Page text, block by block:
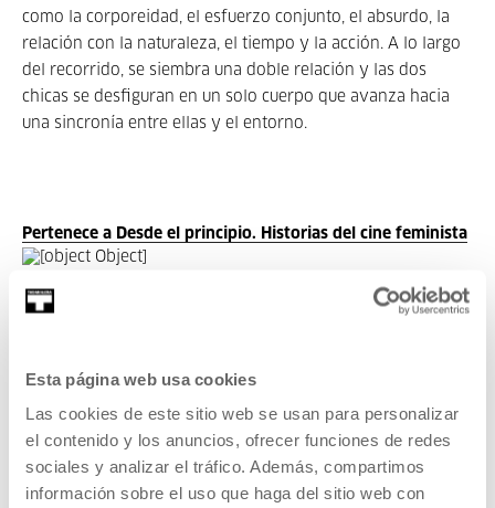
Esta página web usa cookies
Las cookies de este sitio web se usan para personalizar
el contenido y los anuncios, ofrecer funciones de redes
sociales y analizar el tráfico. Además, compartimos
información sobre el uso que haga del sitio web con
como la corporeidad, el esfuerzo conjunto, el absurdo, la
relación con la naturaleza, el tiempo y la acción. A lo largo
del recorrido, se siembra una doble relación y las dos
chicas se desfiguran en un solo cuerpo que avanza hacia
una sincronía entre ellas y el entorno.
Pertenece a Desde el principio. Historias del cine feminista
principio. Historias del cine
feminista
Todas las historias tienen un principio. Pero no hay una
única historia. Al narrarlas, las historias se crean palabra a